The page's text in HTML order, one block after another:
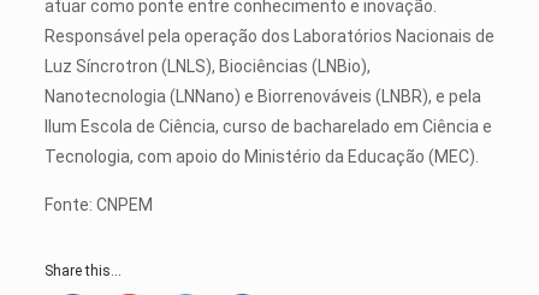
atuar como ponte entre conhecimento e inovação.
Responsável pela operação dos Laboratórios Nacionais de
Luz Síncrotron (LNLS), Biociências (LNBio),
Nanotecnologia (LNNano) e Biorrenováveis (LNBR), e pela
Ilum Escola de Ciência, curso de bacharelado em Ciência e
Tecnologia, com apoio do Ministério da Educação (MEC).
Fonte: CNPEM
Share this...